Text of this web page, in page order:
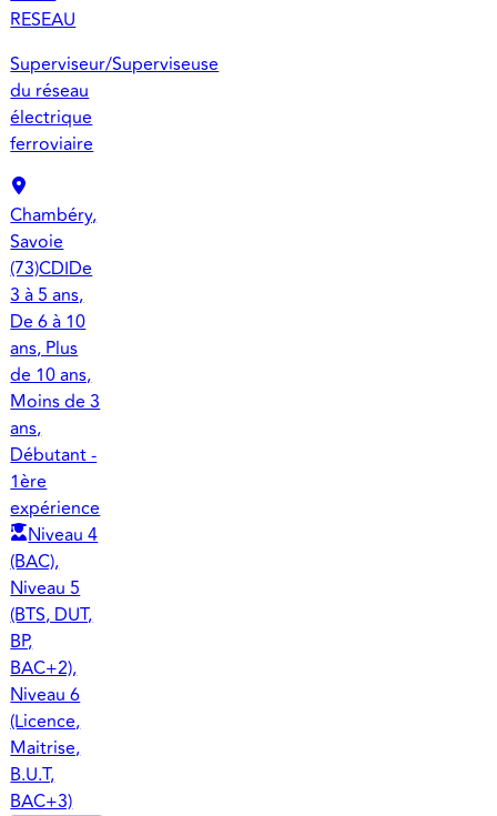
RESEAU
Superviseur/Superviseuse
du réseau
électrique
ferroviaire
Chambéry,
Savoie
(73)CDIDe
3 à 5 ans,
De 6 à 10
ans, Plus
de 10 ans,
Moins de 3
ans,
Débutant -
1ère
expérience
Niveau 4
(BAC),
Niveau 5
(BTS, DUT,
BP,
BAC+2),
Niveau 6
(Licence,
Maitrise,
B.U.T,
BAC+3)